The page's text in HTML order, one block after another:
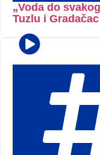
„Voda do
Tuzlu i Gradačac